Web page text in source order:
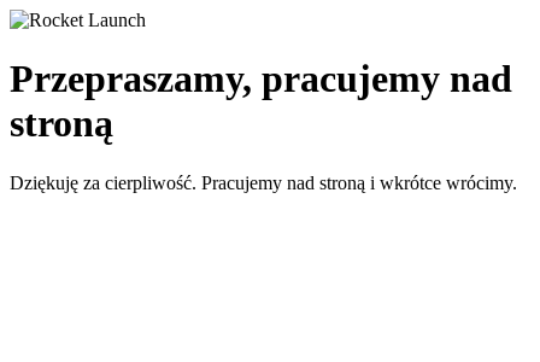
Przepraszamy, pracujemy nad
stroną
Dziękuję za cierpliwość. Pracujemy nad stroną i wkrótce wrócimy.